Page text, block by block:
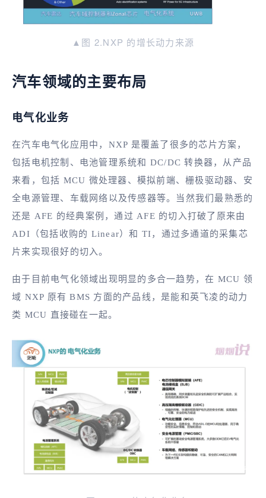
▲图 2.NXP 的增长动力来源
汽车领域的主要布局
电气化业务
在汽车电气化应用中，NXP 是覆盖了很多的芯片方案，
包括电机控制、电池管理系统和 DC/DC 转换器，从产品
来看，包括 MCU 微处理器、模拟前端、栅极驱动器、安
全电源管理、车载网络以及传感器等。当然我们最熟悉的
还是 AFE 的经典案例，通过 AFE 的切入打破了原来由
ADI（包括收购的 Linear）和 TI，通过多通道的采集芯
片来实现很好的切入。
由于目前电气化领域出现明显的多合一趋势，在 MCU 领
域 NXP 原有 BMS 方面的产品线，是能和英飞凌的动力
类 MCU 直接碰在一起。